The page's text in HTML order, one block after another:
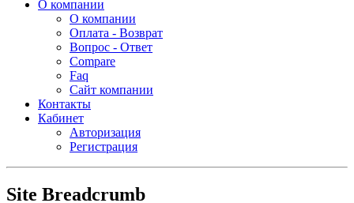
О компании
О компании
Оплата - Возврат
Вопрос - Ответ
Compare
Faq
Сайт компании
Контакты
Кабинет
Авторизация
Регистрация
Site Breadcrumb